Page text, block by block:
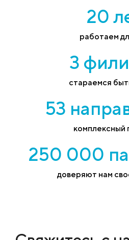
20
работаем
3
стараемся
53
комплексный
250 000
доверяют нам